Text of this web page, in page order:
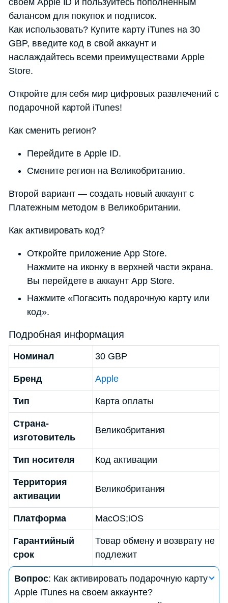
балансом для покупок и подписок.
Как использовать? Купите карту iTunes на 30
GBP, введите код в свой аккаунт и
наслаждайтесь всеми преимуществами Apple
Store.
Откройте для себя мир цифровых развлечений с
подарочной картой iTunes!
Как сменить регион?
Перейдите в Apple ID.
Смените регион на Великобританию.
Второй вариант — создать новый аккаунт с
Платежным методом в Великобритании.
Как активировать код?
Откройте приложение App Store.
Нажмите на иконку в верхней части экрана.
Вы перейдете в аккаунт App Store.
Нажмите «Погасить подарочную карту или
код».
Подробная информация
Номинал 30 GBP
Бренд Apple
Тип Карта оплаты
Страна-
изготовитель
Великобритания
Тип носителя Код активации
Территория
активации
Великобритания
Платформа MacOS;iOS
Гарантийный
срок
Товар обмену и возврату не
подлежит
Вопрос: Как активировать подарочную карту
Apple iTunes на своем аккаунте?